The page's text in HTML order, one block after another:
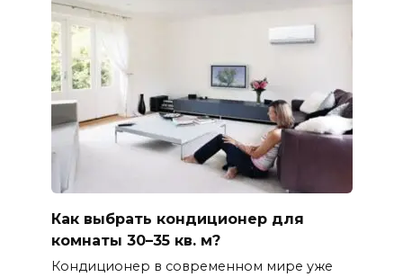
Как выбрать кондиционер для
комнаты 30–35 кв. м?
Кондиционер в современном мире уже